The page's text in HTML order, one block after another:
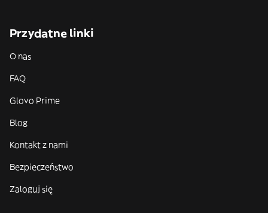
Przydatne linki
O nas
FAQ
Glovo Prime
Blog
Kontakt z nami
Bezpieczeństwo
Zaloguj się